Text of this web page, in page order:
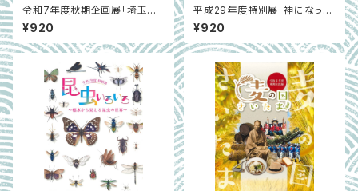
令和7年度秋期企画展「埼玉の
食と菌類」
¥920
平成29年度特別展「神になった
オオカミ～秩父山地のオオカミ
とお犬様信仰～」
¥920